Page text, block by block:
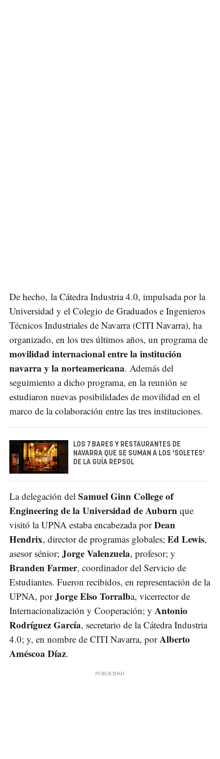
De hecho, la Cátedra Industria 4.0, impulsada por la
Universidad y el Colegio de Graduados e Ingenieros
Técnicos Industriales de Navarra (CITI Navarra), ha
organizado, en los tres últimos años, un programa de
movilidad internacional entre la institución
navarra y la norteamericana. Además del
seguimiento a dicho programa, en la reunión se
estudiaron nuevas posibilidades de movilidad en el
marco de la colaboración entre las tres instituciones.
LOS 7 BARES Y RESTAURANTES DE
NAVARRA QUE SE SUMAN A LOS 'SOLETES'
DE LA GUÍA REPSOL
La delegación del Samuel Ginn College of
Engineering de la Universidad de Auburn que
visitó la UPNA estaba encabezada porDean
Hendrix, director de programas globales; Ed Lewis,
asesor sénior; Jorge Valenzuela, profesor; y
Branden Farmer, coordinador del Servicio de
Estudiantes. Fueron recibidos, en representación de la
UPNA, porJorge Elso Torralba, vicerrector de
Internacionalización y Cooperación; y Antonio
Rodríguez García, secretario de la Cátedra Industria
4.0; y, en nombre de CITI Navarra, porAlberto
Améscoa Díaz.